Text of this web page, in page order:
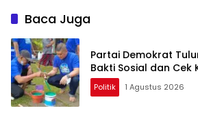
EksporBaca Juga
Partai Demokrat
Bakti Sosial dan Cek
Politik 1 Agustus 2026